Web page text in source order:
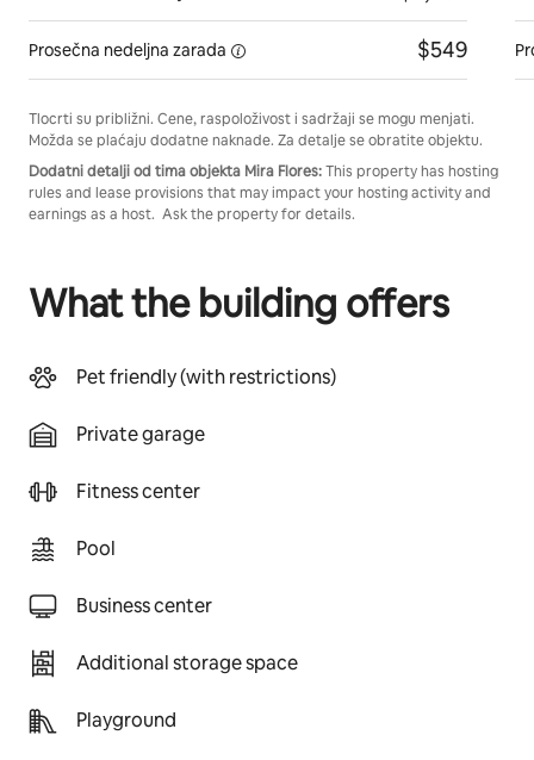
Prosečna nedeljna zarada $549
Tlocrti su približni. Cene, raspoloživost i sadržaji se mogu menjati.
Možda se plaćaju dodatne naknade. Za detalje se obratite objektu.
Dodatni detalji od tima objekta Mira Flores:This property has hosting
rules and lease provisions that may impact your hosting activity and
earnings as a host. Ask the property for details.
What the building offers
Pet friendly (with restrictions)
Private garage
Fitness center
Pool
Business center
Additional storage space
Playground